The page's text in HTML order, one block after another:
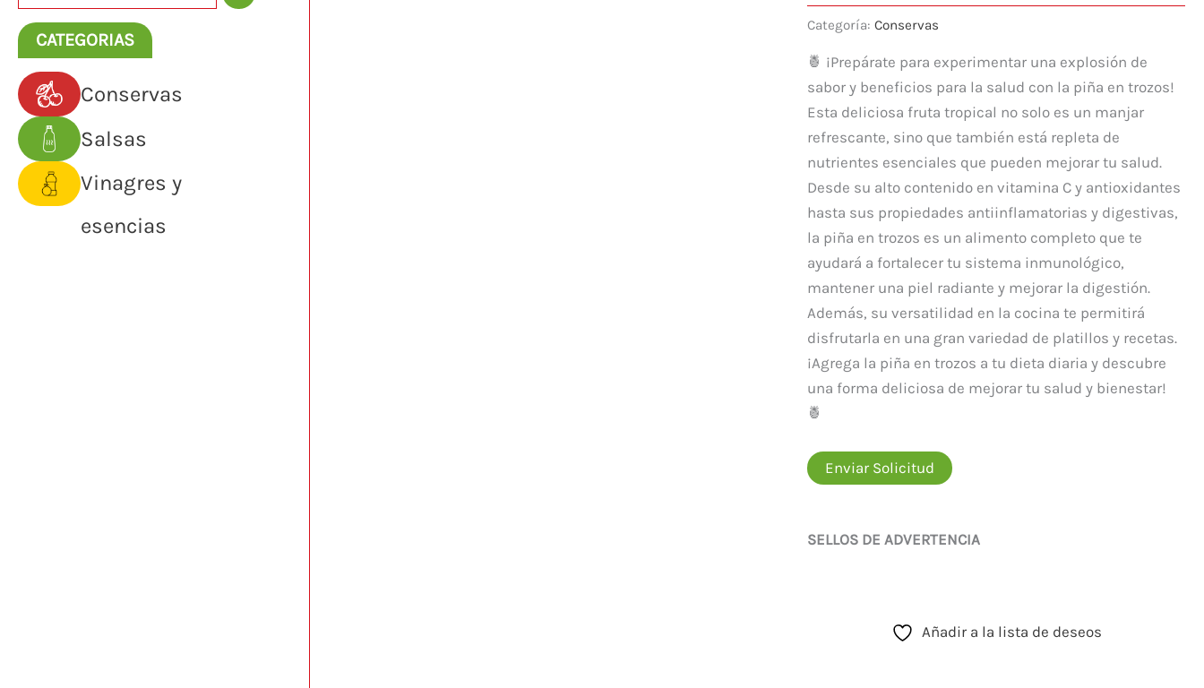
c
a
r
CATEGORIAS
Conservas
Salsas
Vinagres y
esencias
Categoría:Conservas
🍍 ¡Prepárate para experimentar una explosión de
sabor y beneficios para la salud con la piña en trozos!
Esta deliciosa fruta tropical no solo es un manjar
refrescante, sino que también está repleta de
nutrientes esenciales que pueden mejorar tu salud.
Desde su alto contenido en vitamina C y antioxidantes
hasta sus propiedades antiinflamatorias y digestivas,
la piña en trozos es un alimento completo que te
ayudará a fortalecer tu sistema inmunológico,
mantener una piel radiante y mejorar la digestión.
Además, su versatilidad en la cocina te permitirá
disfrutarla en una gran variedad de platillos y recetas.
¡Agrega la piña en trozos a tu dieta diaria y descubre
una forma deliciosa de mejorar tu salud y bienestar!
🍍
Enviar Solicitud
SELLOS DE ADVERTENCIA
Añadir a la lista de deseos